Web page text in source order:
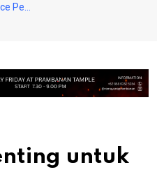
Experience Penting untuk Wisatawan
untuk